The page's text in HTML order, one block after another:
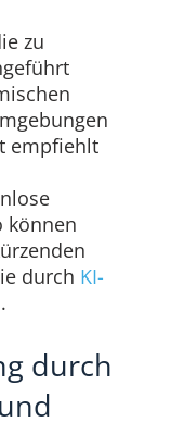
zu
empfiehlt
können
durch KI-
durch